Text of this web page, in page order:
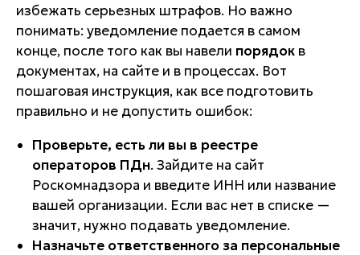
избежать серьезных штрафов. Но важно
понимать: уведомление подается в самом
конце, после того как вы навели порядок в
документах, на сайте и в процессах. Вот
пошаговая инструкция, как все подготовить
правильно и не допустить ошибок:
Проверьте, есть ли вы в реестре
операторов ПДн. Зайдите на сайт
Роскомнадзора и введите ИНН или название
вашей организации. Если вас нет в списке —
значит, нужно подавать уведомление.
Назначьте ответственного за персональные